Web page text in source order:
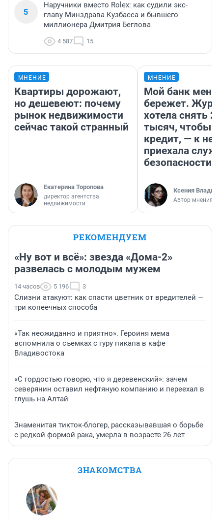
5
Наручники вместо Rolex: как судили экс-
главу Минздрава Кузбасса и бывшего
миллионера Дмитрия Беглова
4 587 15
МНЕНИЕ
Квартиры дорожают,
но дешевеют: почему
рынок недвижимости
сейчас такой странный
Екатерина Торопова
директор агентства
недвижимости
МНЕНИЕ
Мой банк меня
бережет.
хотела снять
тысяч, чтобы
кредит, — к
приехала
безопасности
Ксения
Автор мнения
РЕКОМЕНДУЕМ
«Ну вот и всё»: звезда «Дома-2»
развелась с молодым мужем
14 часов 5 196 3
Слизни атакуют: как спасти цветник от вредителей —
три копеечных способа
«Так неожиданно и приятно». Героиня мема
вспомнила о съемках с гуру пикапа в кафе
Владивостока
«С гордостью говорю, что я деревенский»: зачем
северянин оставил нефтяную компанию и переехал в
глушь на Алтай
Знаменитая тикток-блогер, рассказывавшая о борьбе
с редкой формой рака, умерла в возрасте 26 лет
ЗНАКОМСТВА